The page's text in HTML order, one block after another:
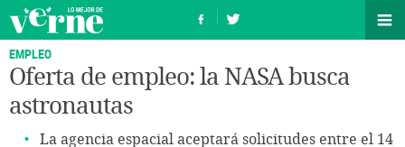
EMPLEO
Oferta de empleo: la NASA busca
astronautas
La agencia espacial aceptará solicitudes entre el 14